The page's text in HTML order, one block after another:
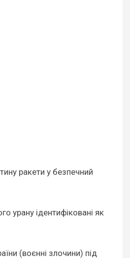
ракети у безпечний
урану ідентифіковані як
(воєнні злочини) під